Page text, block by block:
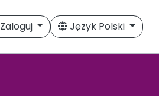
Zaloguj Język Polski